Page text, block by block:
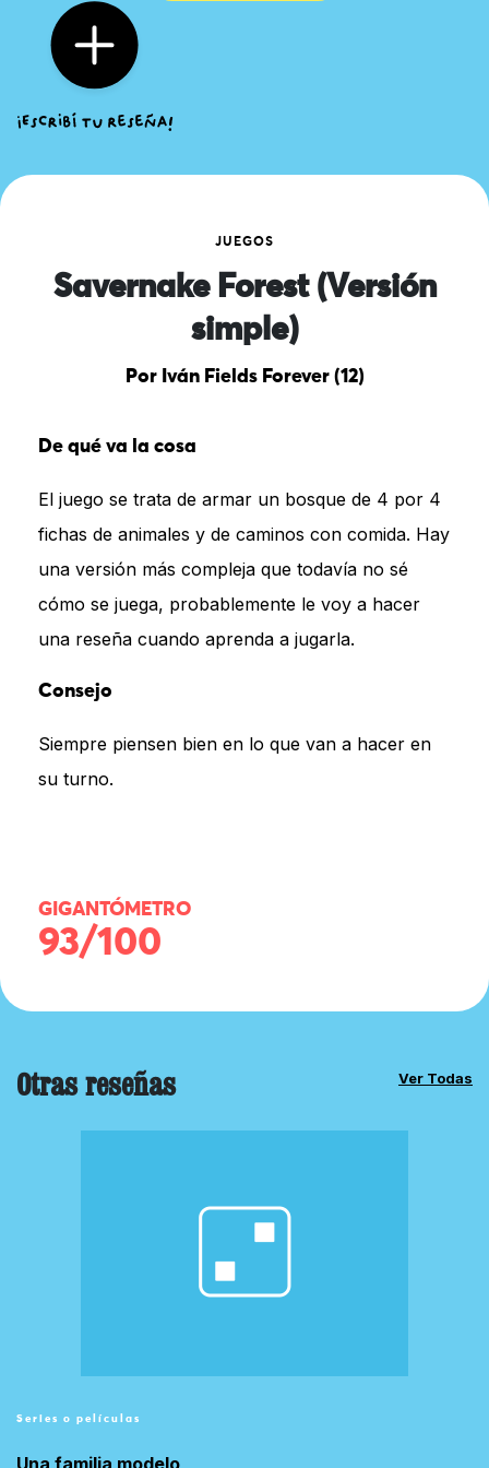
JUEGOS
Savernake Forest (Versión
simple)
Por Iván Fields Forever (12)
De qué va la cosa
El juego se trata de armar un bosque de 4 por 4
fichas de animales y de caminos con comida. Hay
una versión más compleja que todavía no sé
cómo se juega, probablemente le voy a hacer
una reseña cuando aprenda a jugarla.
Consejo
Siempre piensen bien en lo que van a hacer en
su turno.
GIGANTÓMETRO
93/100
Otras reseñas Ver Todas
Series o películas
Una familia modelo